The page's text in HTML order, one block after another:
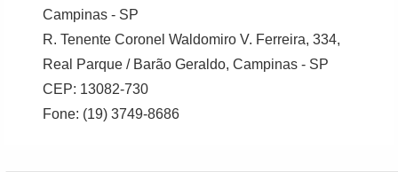
Campinas - SP
R. Tenente Coronel Waldomiro V. Ferreira, 334,
Real Parque / Barão Geraldo, Campinas - SP
CEP: 13082-730
Fone: (19) 3749-8686